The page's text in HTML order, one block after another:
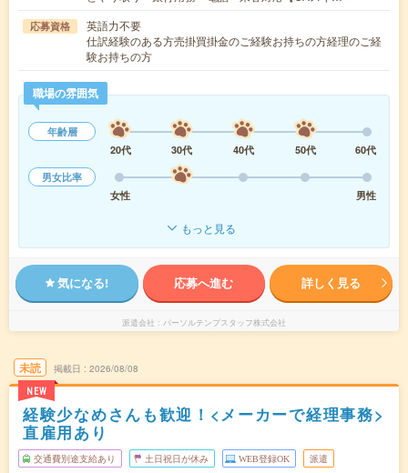
応募資格
英語力不要
仕訳経験のある方売掛買掛金のご経験お持ちの方経理のご経
験お持ちの方
職場の雰囲気
年齢層
20代
30代 40代 50代
60代
男女比率
女性
男性
もっと見る
気になる! 応募へ進む 詳しく見る
派遣会社 パーソルテンプスタッフ株式会社
未読
NEW
掲載日 2026/08/08
経験少なめさんも歓迎！<メーカーで経理事務>
直雇用あり
交通費別途支給あり 土日祝日が休み WEB登録OK 派遣